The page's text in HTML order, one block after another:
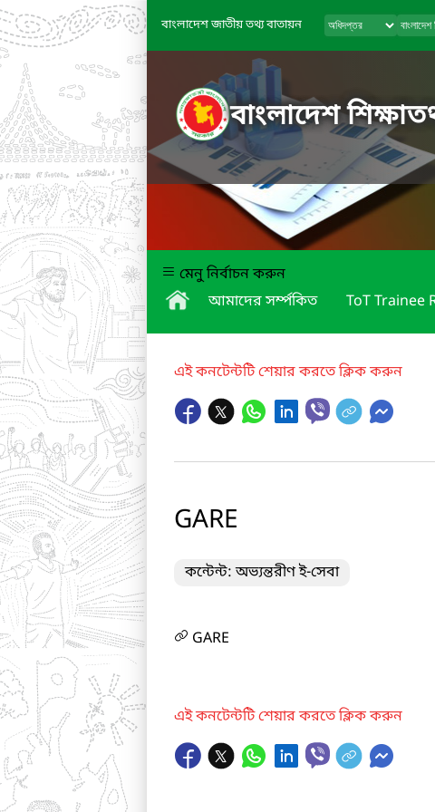
বাংলাদেশ জাতীয় তথ্য বাতায়ন
বাংলাদেশ
মেনু নির্বাচন করুন
আমাদের সর্ম্পকিত
ToT Trainee
এই কনটেন্টটি শেয়ার করতে ক্লিক করুন
GARE
কন্টেন্ট: অভ্যন্তরীণ ই-সেবা
GARE
এই কনটেন্টটি শেয়ার করতে ক্লিক করুন